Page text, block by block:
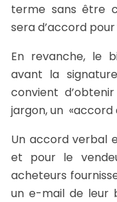
terme sans être
sera d’accord
En revanche, le
avant la
convient
jargon, un «accord
Un accord verbal
et pour le
acheteurs
un e-mail de leur